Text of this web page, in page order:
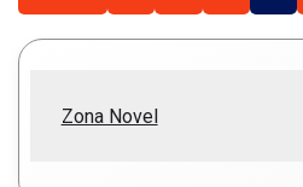
Zona Novel